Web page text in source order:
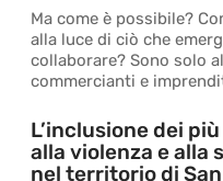
Ma come è possibile?
alla luce di ciò che
collaborare? Sono solo
commercianti e
L’inclusione dei
alla violenza e alla
nel territorio di